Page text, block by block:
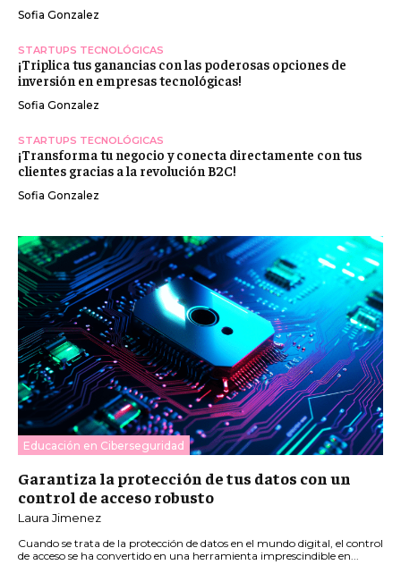
Sofia Gonzalez
STARTUPS TECNOLÓGICAS
¡Triplica tus ganancias con las poderosas opciones de
inversión en empresas tecnológicas!
Sofia Gonzalez
STARTUPS TECNOLÓGICAS
¡Transforma tu negocio y conecta directamente con tus
clientes gracias a la revolución B2C!
Sofia Gonzalez
Educación en Ciberseguridad
Garantiza la protección de tus datos con un
control de acceso robusto
Laura Jimenez
Cuando se trata de la protección de datos en el mundo digital, el control
de acceso se ha convertido en una herramienta imprescindible en...